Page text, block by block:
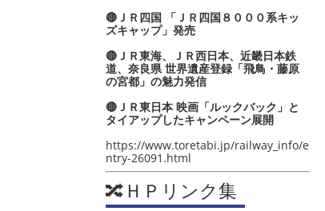
🔴ＪＲ四国 「ＪＲ四国８０００系キッ
ズキャップ」発売
🔴ＪＲ東海、ＪＲ西日本、近畿日本鉄
道、奈良県 世界遺産登録「飛鳥・藤原
の宮都」の魅力発信
🔴ＪＲ東日本 映画「ルックバック」と
タイアップしたキャンペーン展開
https://www.toretabi.jp/railway_info/e
ntry-26091.html
🔀ＨＰリンク集